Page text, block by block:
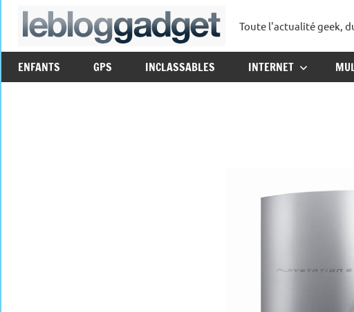
Aller
Toute l'actualité geek,
ENFANTS GPS INCLASSABLES INTERNET